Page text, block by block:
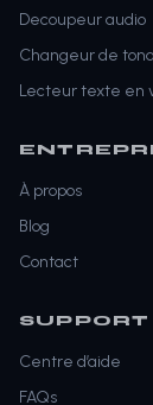
Decoupeur audio
Changeur de
Lecteur texte en
À propos
Blog
Contact
Centre d’aide
FAQs